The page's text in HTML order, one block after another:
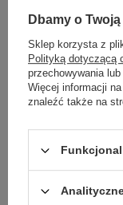
malinowe (100 szt.)
Jednorazowe
o wysokiej
szczelności. Bez
Idealne do medycyny,
kosmetologii,
gastronomii.
Dostępny
Dbamy o
Sklep korzysta z
Polityką dotyczącą
przechowywania
Więcej informacji
znaleźć także na